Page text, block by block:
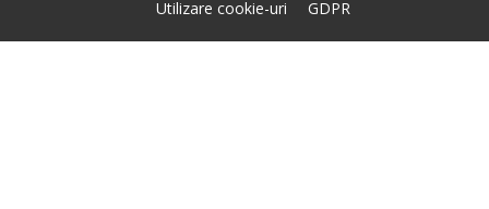
Utilizare cookie-uri
GDPR